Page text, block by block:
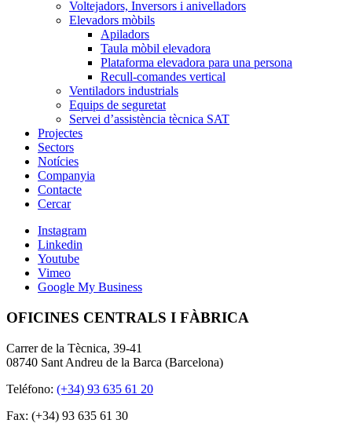
Voltejadors, Inversors i anivelladors
Elevadors mòbils
Apiladors
Taula mòbil elevadora
Plataforma elevadora para una persona
Recull-comandes vertical
Ventiladors industrials
Equips de seguretat
Servei d’assistència tècnica SAT
Projectes
Sectors
Notícies
Companyia
Contacte
Cercar
Instagram
Linkedin
Youtube
Vimeo
Google My Business
OFICINES CENTRALS I FÀBRICA
Carrer de la Tècnica, 39-41
08740 Sant Andreu de la Barca (Barcelona)
Teléfono: (+34) 93 635 61 20
Fax: (+34) 93 635 61 30